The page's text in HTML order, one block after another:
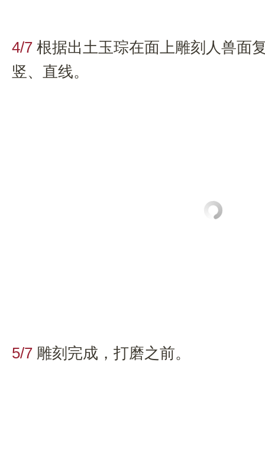
4/7 根据出土玉琮在面上雕刻人兽面
竖、直线。
5/7 雕刻完成，打磨之前。